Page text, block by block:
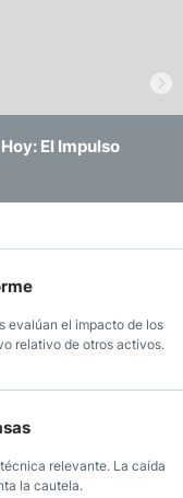
El Impulso
¿Logrará
Mercados Buscan
evalúan el impacto de los
relativo de otros activos.
relevante. La caída
la cautela.